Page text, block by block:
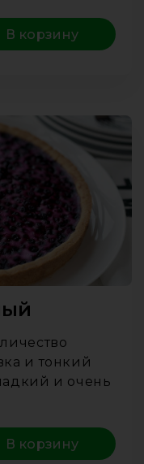
В корзину
и тонкий
и очень
В корзину